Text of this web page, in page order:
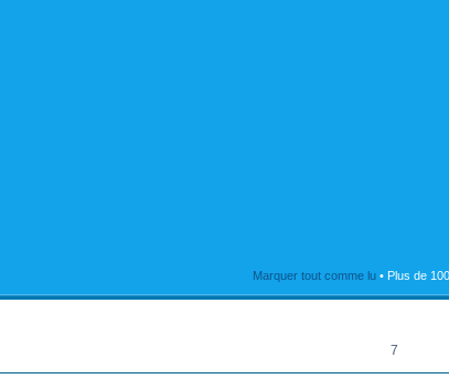
Marquer tout comme lu • Plus de
7